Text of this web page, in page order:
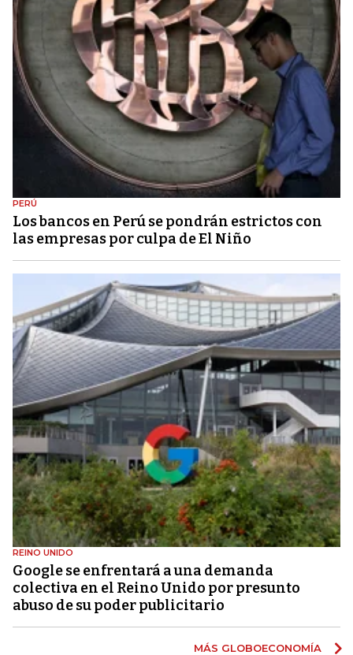
PERÚ
Los bancos en Perú se pondrán estrictos con
las empresas por culpa de El Niño
REINO UNIDO
Google se enfrentará a una demanda
colectiva en el Reino Unido por presunto
abuso de su poder publicitario
MÁS GLOBOECONOMÍA